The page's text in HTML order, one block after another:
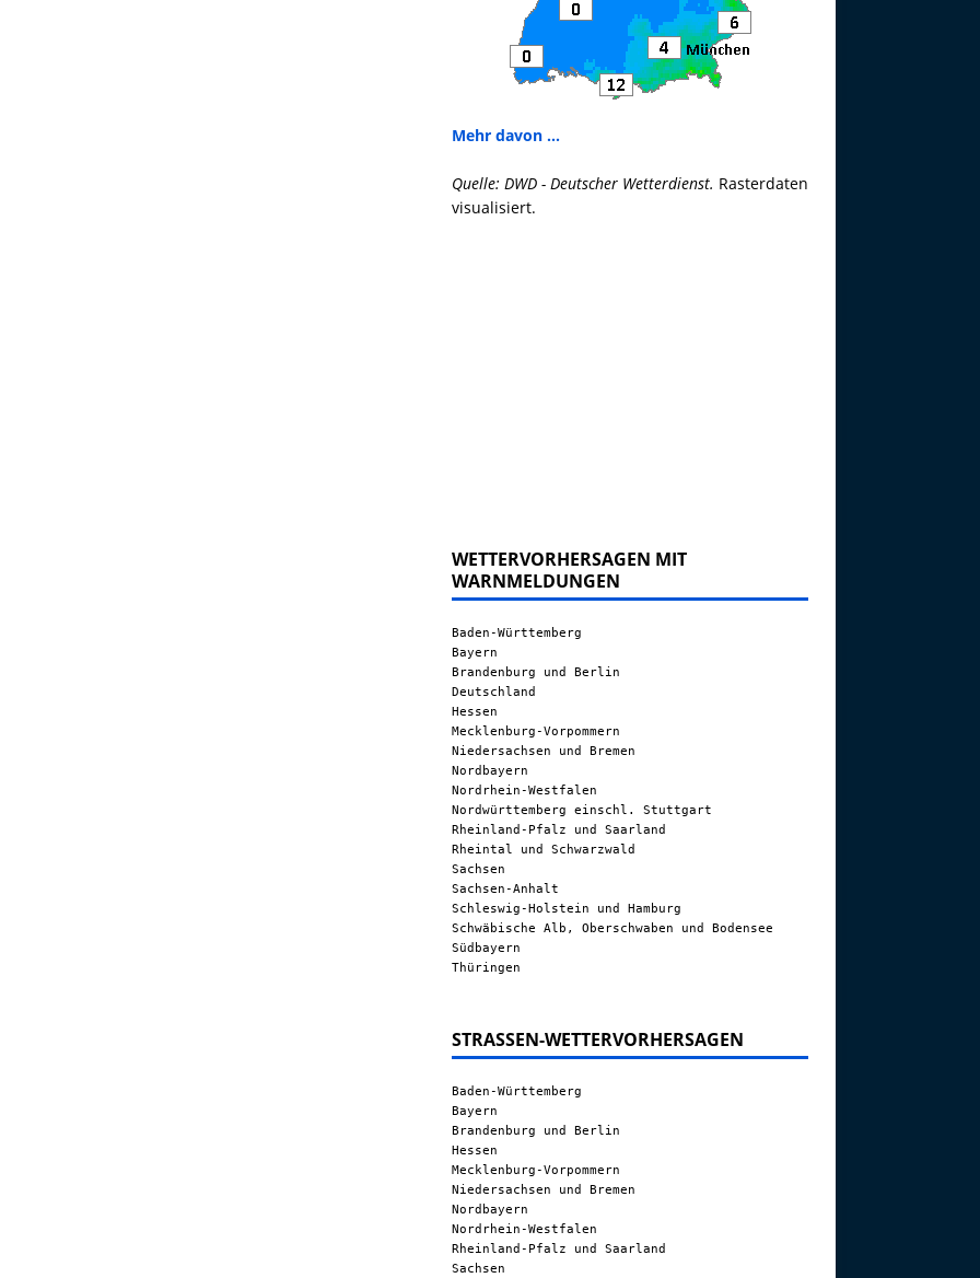
Mehr davon ...
Quelle: DWD - Deutscher Wetterdienst. Rasterdaten
visualisiert.
WETTERVORHERSAGEN MIT
WARNMELDUNGEN
Baden-Württemberg
Bayern
Brandenburg und Berlin
Deutschland
Hessen
Mecklenburg-Vorpommern
Niedersachsen und Bremen
Nordbayern
Nordrhein-Westfalen
Nordwürttemberg einschl. Stuttgart
Rheinland-Pfalz und Saarland
Rheintal und Schwarzwald
Sachsen
Sachsen-Anhalt
Schleswig-Holstein und Hamburg
Schwäbische Alb, Oberschwaben und Bodensee
Südbayern
Thüringen
STRASSEN-WETTERVORHERSAGEN
Baden-Württemberg
Bayern
Brandenburg und Berlin
Hessen
Mecklenburg-Vorpommern
Niedersachsen und Bremen
Nordbayern
Nordrhein-Westfalen
Rheinland-Pfalz und Saarland
Sachsen